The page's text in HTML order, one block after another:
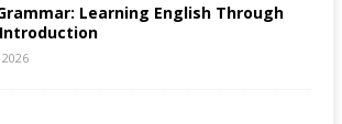
Learning English Through